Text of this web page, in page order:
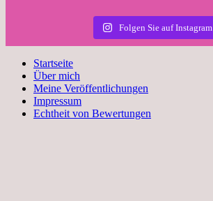
Folgen Sie auf Instagram
Startseite
Über mich
Meine Veröffentlichungen
Impressum
Echtheit von Bewertungen